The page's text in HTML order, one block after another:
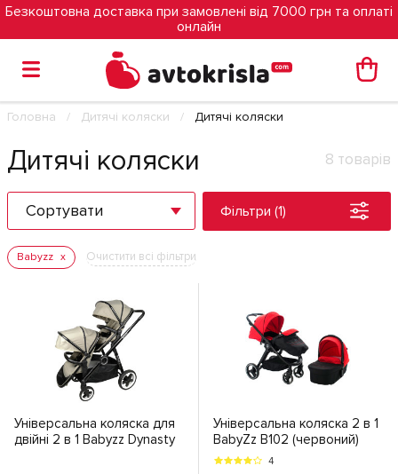
Безкоштовна доставка при замовлені від 7000 грн та оплаті
онлайн
Головна Дитячі коляски Дитячі коляски
Дитячі коляски 8 товарів
Сортувати Фільтри (1)
Babyzz Очистити всі фільтри
Універсальна коляска для
двійні 2 в 1 Babyzz Dynasty
Універсальна коляска 2 в 1
BabyZz В102 (червоний)
4